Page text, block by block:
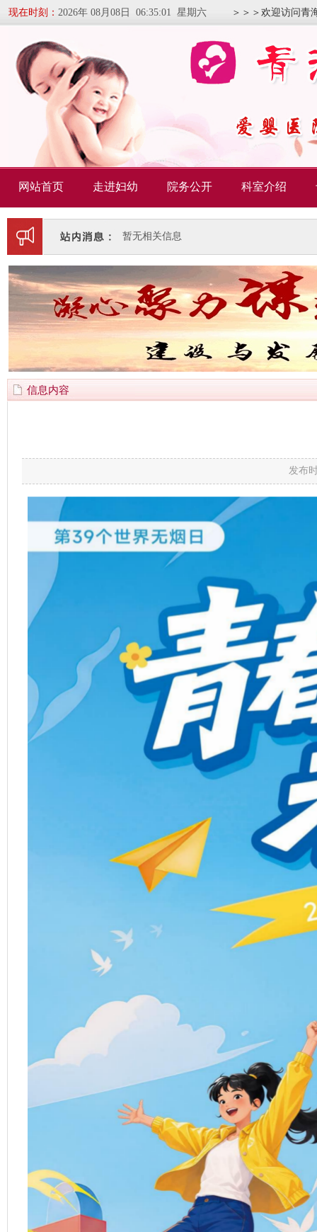
现在时刻： 2026年 08月08日 06:35:02 星期六 ＞＞＞欢迎访问青
网站首页 走进妇幼 院务公开 科室介绍
暂无相关信息暂无相关信息
信息内容
发布